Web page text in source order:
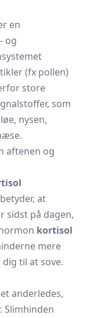
en
og
(fx pollen)
store
som
nysen,
aftenen og
betyder, at
sidst på dagen,
kortisol
mere
til at sove.
anderledes,
Slimhinden